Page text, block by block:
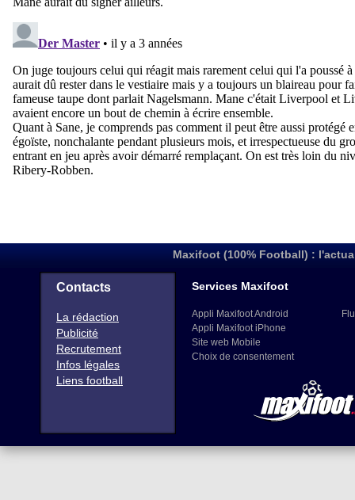
Maxifoot (100% Football) :
Contacts
La rédaction
Publicité
Recrutement
Infos légales
Liens football
Services Maxifoot
Appli Maxifoot Android
Appli Maxifoot iPhone
Site web Mobile
Choix de consentement